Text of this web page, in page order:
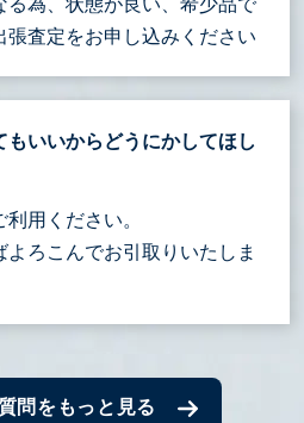
る為、状態が良い、希少品で
張査定をお申し込みください
もいいからどうにかしてほし
用ください。
ろこんでお引取りいたしま
問をもっと見る